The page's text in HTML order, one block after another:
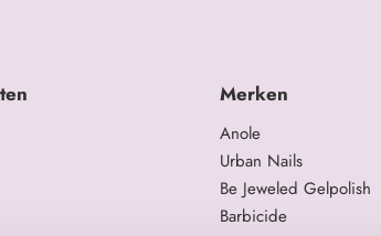
Merken
Anole
Urban Nails
Be Jeweled Gelpolish
Barbicide